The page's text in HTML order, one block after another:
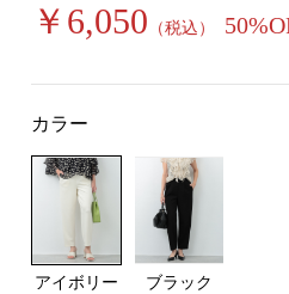
￥6,050 （税込）
カラー
アイボリー ブラック